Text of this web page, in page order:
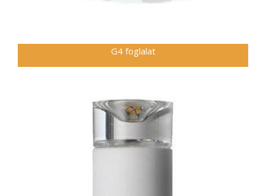
G4 foglalat